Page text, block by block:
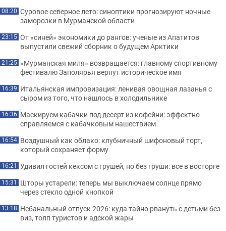
08:20 Суровое северное лето: синоптики прогнозируют ночные
заморозки в Мурманской области
23:15 От «синей» экономики до рангов: ученые из Апатитов
выпустили свежий сборник о будущем Арктики
21:25 «Мурманская миля» возвращается: главному спортивному
фестивалю Заполярья вернут историческое имя
16:39 Итальянская импровизация: ленивая овощная лазанья с
сыром из того, что нашлось в холодильнике
16:36 Маскируем кабачки под десерт из кофейни: эффектно
справляемся с кабачковым нашествием
16:54 Воздушный как облако: клубничный шифоновый торт,
который сохраняет форму
16:21 Удивил гостей кексом с грушей, но без груши: все в восторге
15:31 Шторы устарели: теперь мы выключаем солнце прямо
через стекло одной кнопкой
13:18 Небанальный отпуск 2026: куда тайно рвануть с детьми без
виз, толп туристов и адской жары